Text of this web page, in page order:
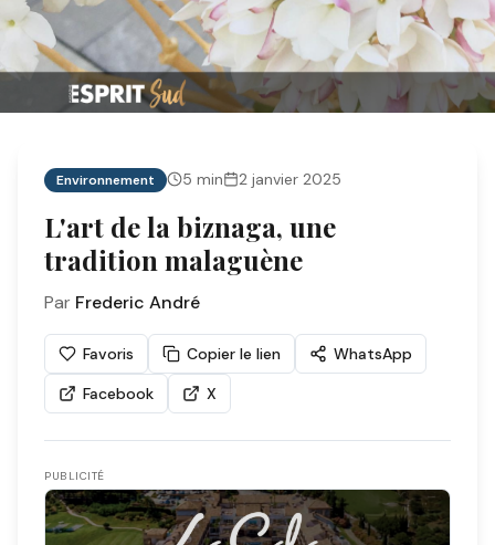
Environnement 5 min 2 janvier 2025
L'art de la biznaga, une
tradition malaguène
Par Frederic André
Favoris Copier le lien
WhatsApp
Facebook
X
PUBLICITÉ